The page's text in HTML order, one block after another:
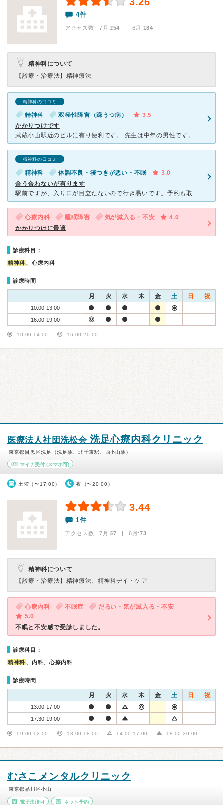
4件
アクセス数 7月:254 | 6月:184
精神科について
【診療・治療法】 精神療法
精神科の口コミ
精神科 双極性障害（躁うつ病）
3.5
かかりつけです
武蔵小山駅近のビルに有り便利です。 先生は中年の男性です。 エレベーターは小さいですが待合室はゆったりしています。予約制なので待つ事は殆ど有りません。 初診の時は話をよく聞いて下さいます。 予
精神科の口コミ
精神科 体調不良・寝つきが悪い・不眠
3.0
合う合わないが有ります
駅前ですが、入り口が目立たないので行き易いです。予約も取り易いです。時間は短いですが、パソコンを叩く訳でもなく話は聞いてくれます。ただ、医師の考えと違う事を言うと反論されます。生活習慣を整えるなどの指
心療内科 睡眠障害 気が滅入る・不安
4.0
かかりつけに最適
診療科目：
精神科 、心療内科
診療時間
月 火 水 木 金 土 日 祝
10:00-13:00
16:00-19:00
10:00-14:00 16:00-20:00
医療法人社団洗松会 洗足心療内科クリニック
東京都目黒区洗足（洗足駅、北千束駅、西小山駅）
マイナ受付 (スマホ可)
土曜（〜17:00） 夜（〜20:00）
3.44
1件
アクセス数 7月:57 | 6月:73
精神科について
【診療・治療法】 精神療法、精神科デイ・ケア
心療内科 不眠症
だるい・気が滅入る・不安
5.0
不眠と不安感で受診しました。
診療科目：
精神科 、内科、心療内科
診療時間
月 火 水 木 金 土 日 祝
13:00-17:00
17:30-19:00
09:00-12:00 13:00-18:00 14:00-17:00 18:00-20:00
むさこメンタルクリニック
東京都品川区小山
電子決済可 ネット予約